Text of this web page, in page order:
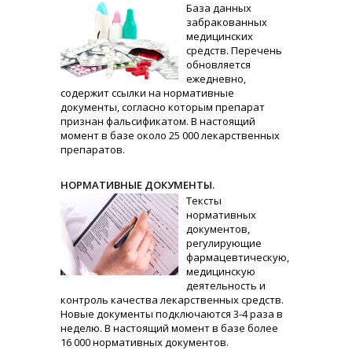
База данных
забракованных
медицинских
средств. Перечень
обновляется
ежедневно,
содержит ссылки на нормативные
документы, согласно которым препарат
признан фальсификатом. В настоящий
момент в базе около 25 000 лекарственных
препаратов.
НОРМАТИВНЫЕ ДОКУМЕНТЫ.
Тексты
нормативных
документов,
регулирующие
фармацевтическую,
медицинскую
деятельность и
контроль качества лекарственных средств.
Новые документы подключаются 3-4 раза в
неделю. В настоящий момент в базе более
16 000 нормативных документов.